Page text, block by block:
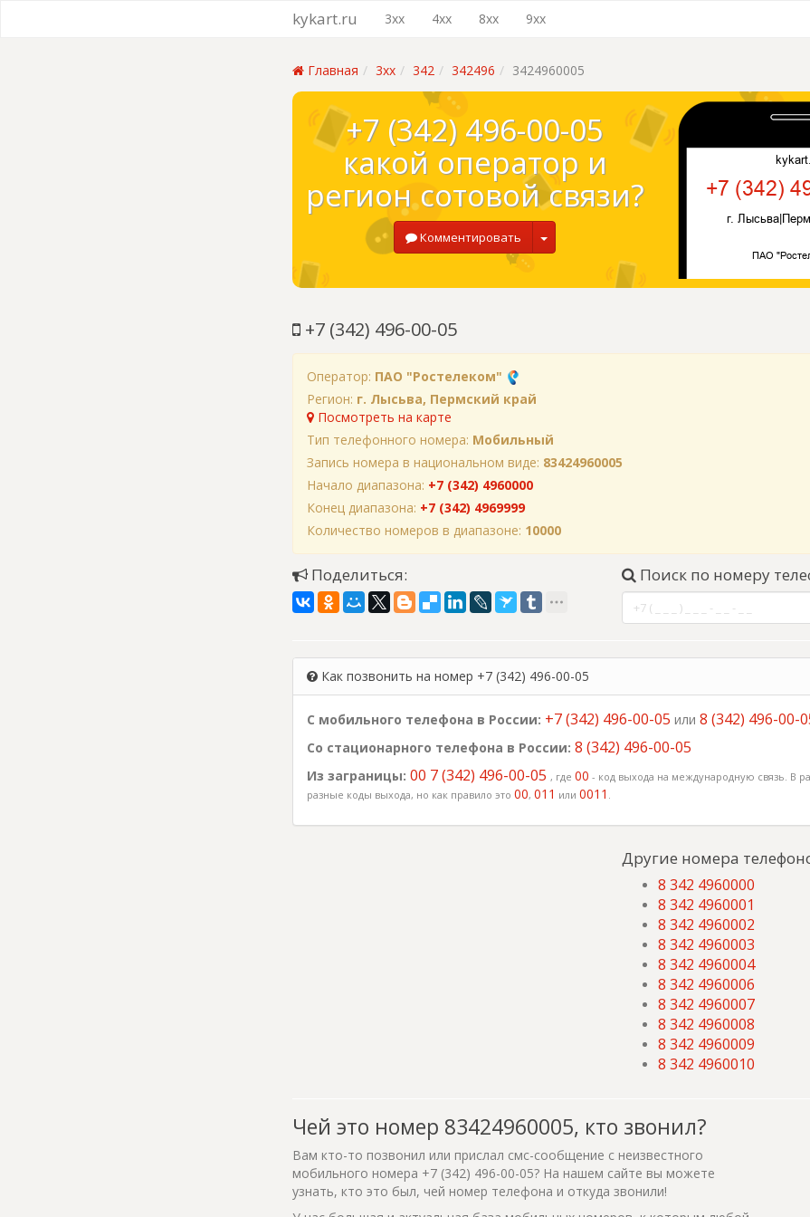
kykart.ru 3xx 4xx 8xx 9xx
Главная 3xx 342 342496 3424960005
+7 (342) 496-00-05
какой оператор и
регион сотовой связи?
Комментировать
+7 (342) 496-00-05
Оператор: ПАО "Ростелеком"
Регион: г. Лысьва, Пермский край
Посмотреть на карте
Тип телефонного номера: Мобильный
Запись номера в национальном виде: 83424960005
Начало диапазона: +7 (342) 4960000
Конец диапазона: +7 (342) 4969999
Количество номеров в диапазоне: 10000
Поделиться: Поиск по номеру
Как позвонить на номер +7 (342) 496-00-05
С мобильного телефона в России: +7 (342) 496-00-05 или 8 (342) 496-00-
Со стационарного телефона в России: 8 (342) 496-00-05
Из заграницы: 00 7 (342) 496-00-05 , где 00 - код выхода на международную связь. В
разные коды выхода, но как правило это 00, 011 или 0011 .
Другие номера
8 342 4960000
8 342 4960001
8 342 4960002
8 342 4960003
8 342 4960004
8 342 4960006
8 342 4960007
8 342 4960008
8 342 4960009
8 342 4960010
Чей это номер 83424960005, кто звонил?
Вам кто-то позвонил или прислал смс-сообщение с неизвестного
мобильного номера +7 (342) 496-00-05? На нашем сайте вы можете
узнать, кто это был, чей номер телефона и откуда звонили!